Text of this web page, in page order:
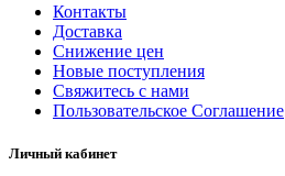
Контакты
Доставка
Снижение цен
Новые поступления
Свяжитесь с нами
Пользовательское Соглашение
Личный кабинет